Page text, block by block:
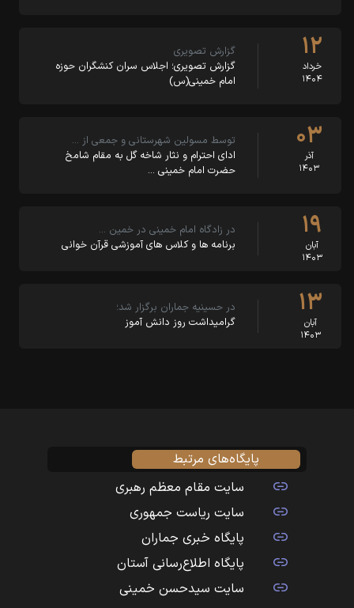
۱۲
خرداد
۱۴۰۴
گزارش تصویری
گزارش تصویری؛ اجلاس سران کنشگران حوزه
امام خمینی(س)
۰۳
آذر
۱۴۰۳
توسط مسولین شهرستانی و جمعی از …
ادای احترام و نثار شاخه گل به مقام شامخ
حضرت امام خمینی …
۱۹
آبان
۱۴۰۳
در زادگاه امام خمینی در خمین …
برنامه ها و کلاس های آموزشی قرآن خوانی
۱۳
آبان
۱۴۰۳
در حسینیه جماران برگزار شد؛
گرامیداشت روز دانش آموز
پایگاه‌های مرتبط
سایت مقام معظم رهبری
سایت ریاست جمهوری
پایگاه خبری جماران
پایگاه اطلاع‌رسانی آستان
سایت سیدحسن خمینی